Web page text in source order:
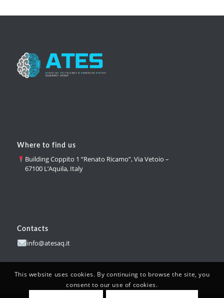
Where to find us
Building Coppito 1 “Renato Ricamo”, Via Vetoio –
67100 L’Aquila, Italy
Contacts
info@atesaq.it
This website uses cookies. By continuing to browse the site, you
consent to our use of cookies.